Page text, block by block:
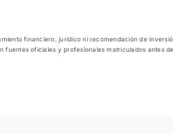
financiero, jurídico ni recomendación de
oficiales y profesionales matriculados antes